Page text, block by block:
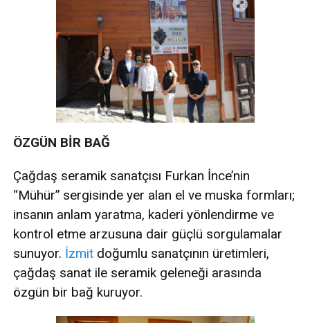
ÖZGÜN BİR BAĞ
Çağdaş seramik sanatçısı Furkan İnce’nin
“Mühür” sergisinde yer alan el ve muska formları;
insanın anlam yaratma, kaderi yönlendirme ve
kontrol etme arzusuna dair güçlü sorgulamalar
sunuyor. İzmit doğumlu sanatçının üretimleri,
çağdaş sanat ile seramik geleneği arasında
özgün bir bağ kuruyor.